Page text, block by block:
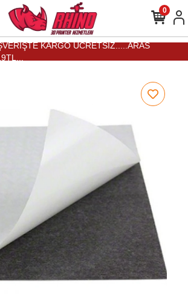
KARGO ÜCRETSİZ.....ARAS
0